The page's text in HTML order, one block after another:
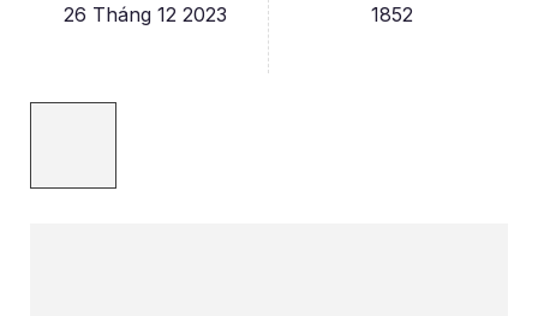
26 Tháng 12 2023
1852